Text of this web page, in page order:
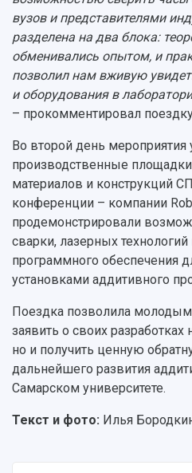
вузов и представителями
разделена на два блока:
обменивались опытом, и
позволил нам вживую
и оборудования в
– прокомментировал
Во второй день мероприятия
производственные
материалов и конструкций
конференции – компании
продемонстрировали
сварки, лазерных
программного обеспечения
установками аддитивного
Поездка позволила
заявить о своих
но и получить ценную
дальнейшего развития
Самарском университете.
Текст и фото: Илья